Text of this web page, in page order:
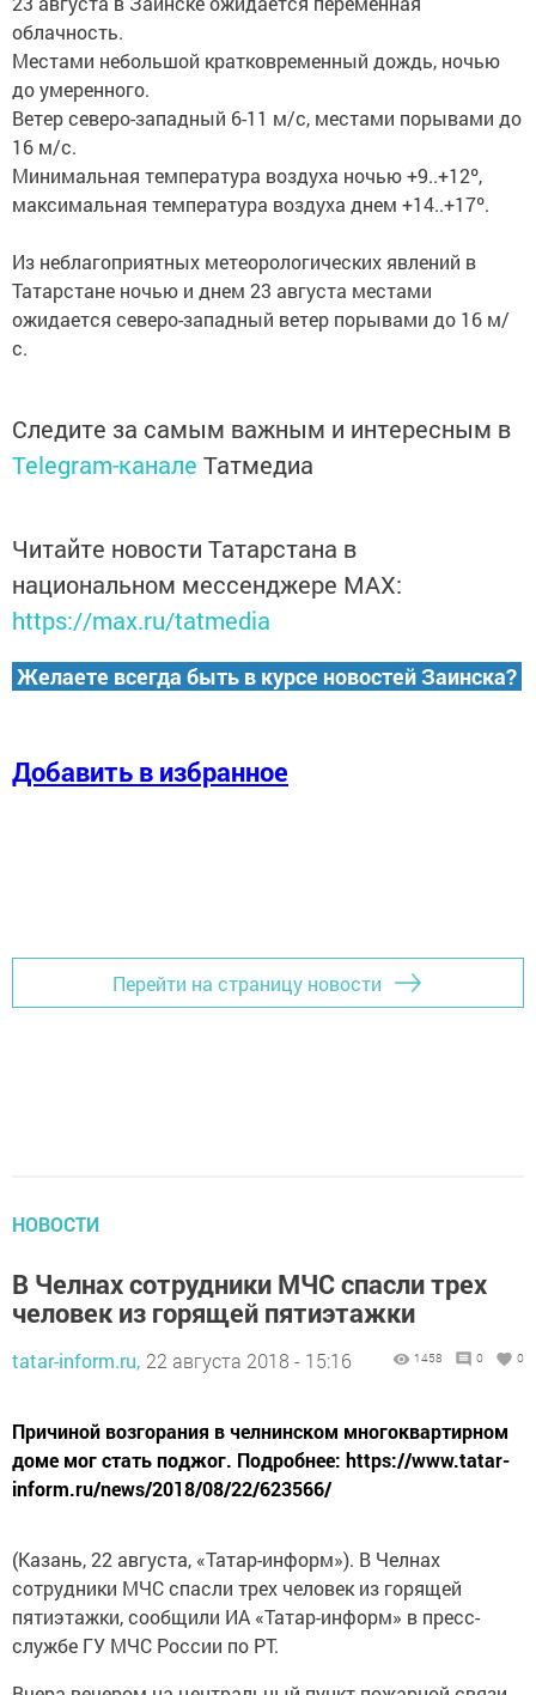
облачность.
Местами небольшой кратковременный дождь, ночью
до умеренного.
Ветер северо-западный 6-11 м/с, местами порывами до
16 м/с.
Минимальная температура воздуха ночью +9..+12º,
максимальная температура воздуха днем +14..+17º.
Из неблагоприятных метеорологических явлений в
Татарстане ночью и днем 23 августа местами
ожидается северо-западный ветер порывами до 16 м/
с.
Следите за самым важным и интересным в
Telegram-канале Татмедиа
Читайте новости Татарстана в
национальном мессенджере MАХ:
https://max.ru/tatmedia
Желаете всегда быть в курсе новостей Заинска?
Добавить в избранное
Перейти на страницу новости
НОВОСТИ
В Челнах сотрудники МЧС спасли трех
человек из горящей пятиэтажки
tatar-inform.ru, 22 августа 2018 - 15:16 1458 0 0
Причиной возгорания в челнинском многоквартирном
доме мог стать поджог. Подробнее: https://www.tatar-
inform.ru/news/2018/08/22/623566/
(Казань, 22 августа, «Татар-информ»). В Челнах
сотрудники МЧС спасли трех человек из горящей
пятиэтажки, сообщили ИА «Татар-информ» в пресс-
службе ГУ МЧС России по РТ.